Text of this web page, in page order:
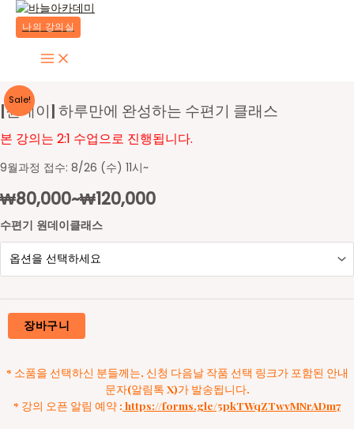
너
뛰
기
나의 강의실
Main
Sale!
[원데이] 하루만에 완성하는 수편기 클래스
본 강의는 2:1 수업으로 진행됩니다.
9월과정 접수: 8/26 (수) 11시~
₩80,000~₩120,000
수편기 원데이클래스
장바구니
* 소품을 선택하신 분들께는, 신청 다음날 작품 선택 링크가 포함된 안내
문자(알림톡 X)가 발송됩니다.
* 강의 오픈 알림 예약 : https://forms.gle/5pkTWqZTwvMNrADm7